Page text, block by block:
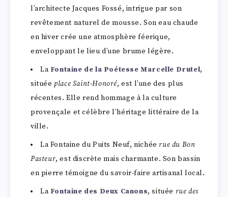
l’architecte Jacques Fossé, intrigue par son
revêtement naturel de mousse. Son eau chaude
en hiver crée une atmosphère féerique,
enveloppant le lieu d’une brume légère.
La Fontaine de la Poétesse Marcelle Drutel,
situéeplace Saint-Honoré, est l’une des plus
récentes. Elle rend hommage à la culture
provençale et célèbre l’héritage littéraire de la
ville.
La Fontaine du Puits Neuf, nichée rue du Bon
Pasteur, est discrète mais charmante. Son bassin
en pierre témoigne du savoir-faire artisanal local.
La Fontaine des Deux Canons, située rue des